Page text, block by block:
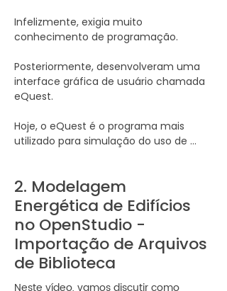
Infelizmente, exigia muito
conhecimento de programação.
Posteriormente, desenvolveram uma
interface gráfica de usuário chamada
eQuest.
Hoje, o eQuest é o programa mais
utilizado para simulação do uso de
para atualizações.
Na década de 90, o Departamento de
Energia começou a desenvolver a
próxima geração de programas de
simulação energética, chamada
2. Modelagem
Energética de Edifícios
no OpenStudio -
Importação de Arquivos
de Biblioteca